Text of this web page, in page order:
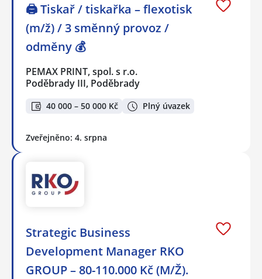
🖨️ Tiskař / tiskařka – flexotisk
(m/ž) / 3 směnný provoz /
odměny 💰
PEMAX PRINT, spol. s r.o.
Poděbrady III, Poděbrady
40 000 – 50 000 Kč Plný úvazek
Zveřejněno: 4. srpna
Strategic Business
Development Manager RKO
GROUP – 80-110.000 Kč (M/Ž).